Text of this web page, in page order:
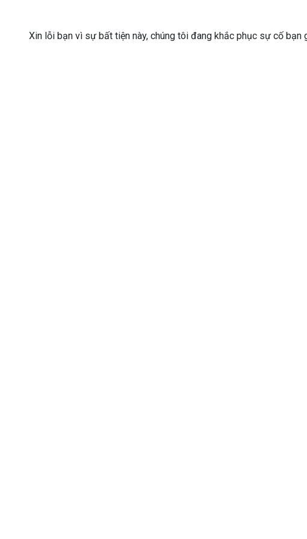
Xin lỗi bạn vì sự bất tiện này, chúng tôi đang khắc phục sự cố bạn